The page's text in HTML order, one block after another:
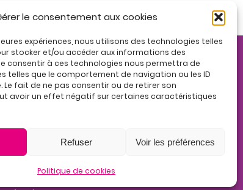
le consentement aux cookies
expériences, nous utilisons des technologies telles
stocker et/ou accéder aux informations des
consentir à ces technologies nous permettra de
telles que le comportement de navigation ou les ID
Le fait de ne pas consentir ou de retirer son
avoir un effet négatif sur certaines caractéristiques
Refuser Voir les préférences
Politique de cookies
qualité